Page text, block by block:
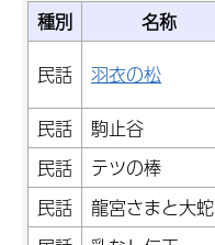
種別
名称
民話
羽衣の松
民話
駒止谷
民話
テツの棒
民話
龍宮さまと大蛇